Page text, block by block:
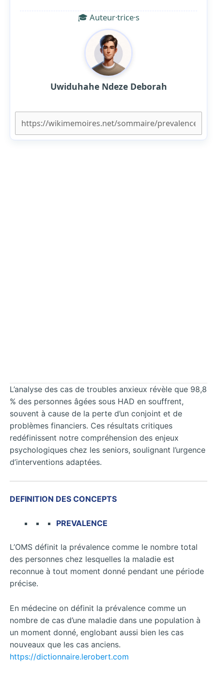
🎓 Auteur·trice·s
Uwiduhahe Ndeze Deborah
L’analyse des cas de troubles anxieux révèle que 98,8
% des personnes âgées sous HAD en souffrent,
souvent à cause de la perte d’un conjoint et de
problèmes financiers. Ces résultats critiques
redéfinissent notre compréhension des enjeux
psychologiques chez les seniors, soulignant l’urgence
d’interventions adaptées.
DEFINITION DES CONCEPTS
PREVALENCE
L’OMS définit la prévalence comme le nombre total
des personnes chez lesquelles la maladie est
reconnue à tout moment donné pendant une période
précise.
En médecine on définit la prévalence comme un
nombre de cas d’une maladie dans une population à
un moment donné, englobant aussi bien les cas
nouveaux que les cas anciens.
https://dictionnaire.lerobert.com